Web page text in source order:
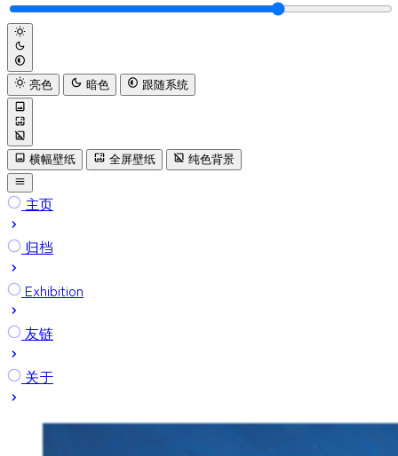
亮色 暗色 跟随系统
横幅壁纸 全屏壁纸 纯色背景
主页
归档
Exhibition
友链
关于